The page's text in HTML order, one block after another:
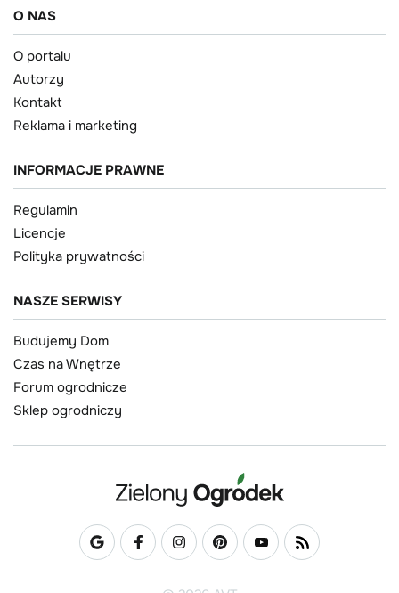
O NAS
O portalu
Autorzy
Kontakt
Reklama i marketing
INFORMACJE PRAWNE
Regulamin
Licencje
Polityka prywatności
NASZE SERWISY
Budujemy Dom
Czas na Wnętrze
Forum ogrodnicze
Sklep ogrodniczy